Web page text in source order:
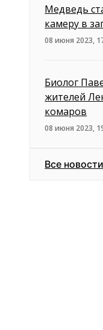
Медведь
камеру в
08 июня 2023,
Биолог
жителей
комаров
08 июня 2023,
Все новости